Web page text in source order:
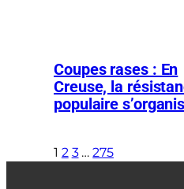
Coupes rases : En
Creuse, la
populaire
1 2 3 … 275